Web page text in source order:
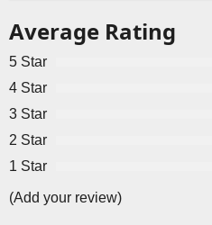
a
v
i
g
a
Average Rating
5 Star
4 Star
3 Star
2 Star
1 Star
(Add your review)